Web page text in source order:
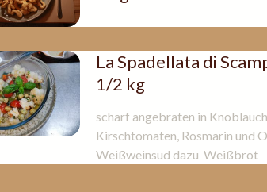
La Spadellata di
1/2 kg
scharf angebraten in Knoblauch,
Kirschtomaten, Rosmarin und
Weißweinsud dazu Weißbrot